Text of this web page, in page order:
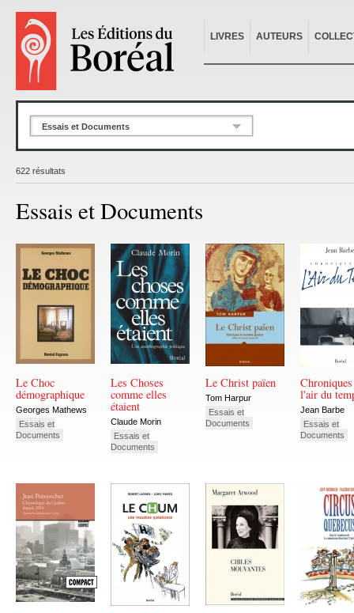
LIVRES AUTEURS
Essais et Documents
622 résultats
Essais et Documents
Le Choc
démographique
Georges Mathews
Essais et
Documents
Les Choses
comme elles
étaient
Claude Morin
Essais et
Documents
Le Christ païen
Tom Harpur
Essais et
Documents
l'air du
Jean Barbe
Essais et
Documents